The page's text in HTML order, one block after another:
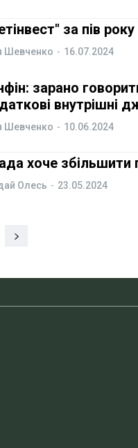
за пів
Шевченко - 16.07.2024
зарано
внутрішні
Шевченко - 10.06.2024
хоче збільшити
Олесь - 23.05.2024